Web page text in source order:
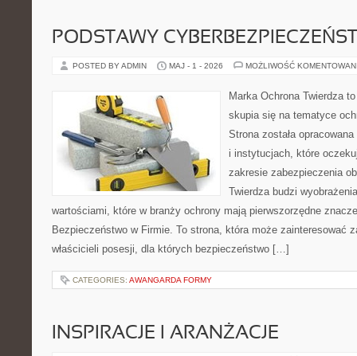
PODSTAWY
POSTED BY ADMIN MAJ - 1 - 2026 MOŻLIWOŚĆ
Marka Ochrona Twierdza
skupia się na tematyce
Strona została
i instytucjach, które
zakresie zabezpieczenia
Twierdza budzi
wartościami, które w branży ochrony mają pierwszorzędne
Bezpieczeństwo w Firmie. To strona, która może zainteresować
właścicieli posesji, dla których bezpieczeństwo […]
CATEGORIES: AWANGARDA FORMY
INSPIRACJE I ARANŻACJE